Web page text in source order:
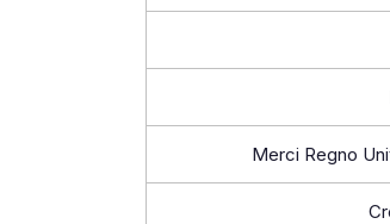
Merci Regno